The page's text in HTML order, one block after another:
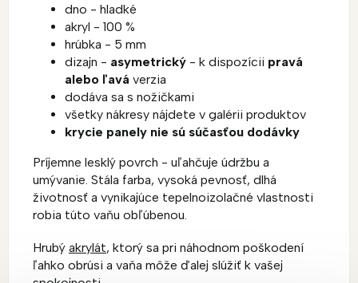
dno - hladké
akryl - 100 %
hrúbka - 5 mm
dizajn - asymetrický - k dispozícii pravá
alebo ľavá verzia
dodáva sa s nožičkami
všetky nákresy nájdete v galérii produktov
krycie panely nie sú súčasťou dodávky
Príjemne lesklý povrch - uľahčuje údržbu a
umývanie. Stála farba, vysoká pevnosť, dlhá
životnosť a vynikajúce tepelnoizolačné vlastnosti
robia túto vaňu obľúbenou.
Hrubý akrylát, ktorý sa pri náhodnom poškodení
ľahko obrúsi a vaňa môže ďalej slúžiť k vašej